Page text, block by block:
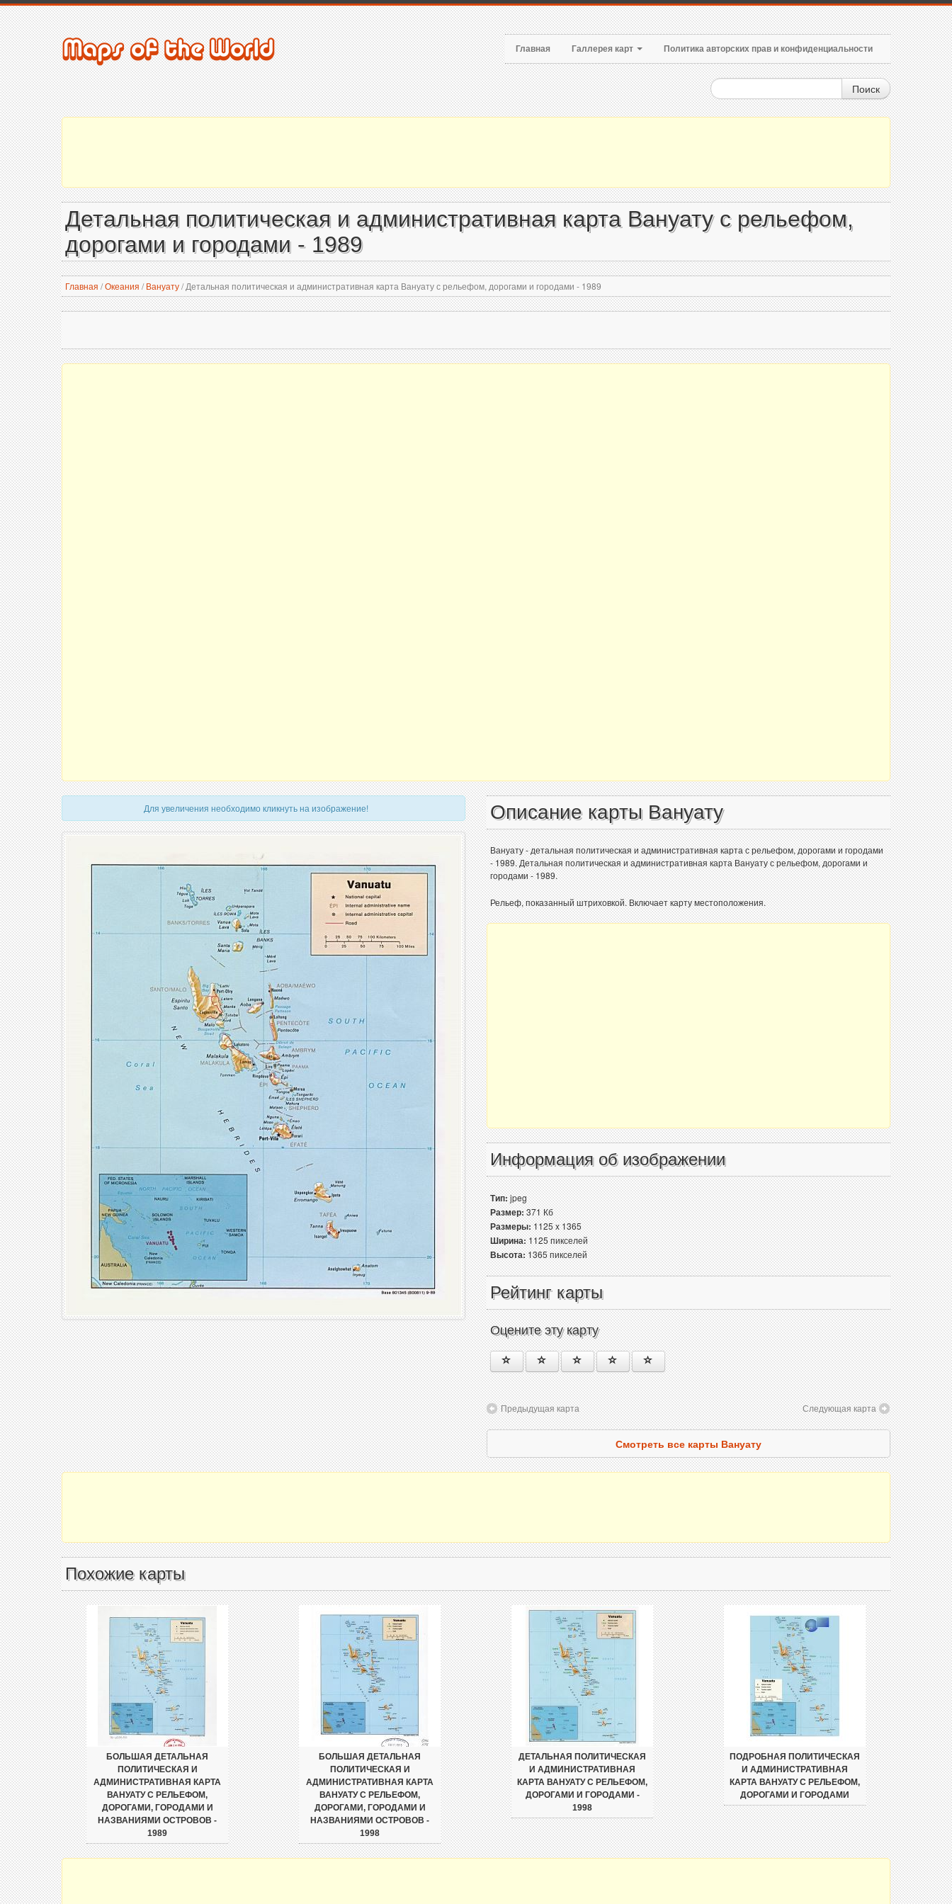
Главная Галлерея карт Политика авторских прав и конфиденциальности
Поиск
Детальная политическая и административная карта Вануату с рельефом,
дорогами и городами - 1989
Главная /Океания / Вануату/Детальная политическая и административная карта Вануату с рельефом, дорогами и городами - 1989
Для увеличения необходимо кликнуть на изображение! Описание карты Вануату
Вануату - детальная политическая и административная карта с рельефом, дорогами и городами
- 1989. Детальная политическая и административная карта Вануату с рельефом, дорогами и
городами - 1989.
Рельеф, показанный штриховкой. Включает карту местоположения.
Информация об изображении
Тип:jpeg
Размер:371 Кб
Размеры:1125 x 1365
Ширина:1125 пикселей
Высота:1365 пикселей
Рейтинг карты
Оцените эту карту
Предыдущая карта Следующая карта
Смотреть все карты Вануату
Похожие карты
БОЛЬШАЯ ДЕТАЛЬНАЯ
ПОЛИТИЧЕСКАЯ И
АДМИНИСТРАТИВНАЯ КАРТА
ВАНУАТУ С РЕЛЬЕФОМ,
ДОРОГАМИ, ГОРОДАМИ И
НАЗВАНИЯМИ ОСТРОВОВ -
1989
БОЛЬШАЯ ДЕТАЛЬНАЯ
ПОЛИТИЧЕСКАЯ И
АДМИНИСТРАТИВНАЯ КАРТА
ВАНУАТУ С РЕЛЬЕФОМ,
ДОРОГАМИ, ГОРОДАМИ И
НАЗВАНИЯМИ ОСТРОВОВ -
1998
ДЕТАЛЬНАЯ ПОЛИТИЧЕСКАЯ
И АДМИНИСТРАТИВНАЯ
КАРТА ВАНУАТУ С РЕЛЬЕФОМ,
ДОРОГАМИ И ГОРОДАМИ -
1998
ПОДРОБНАЯ ПОЛИТИЧЕСКАЯ
И АДМИНИСТРАТИВНАЯ
КАРТА ВАНУАТУ С РЕЛЬЕФОМ,
ДОРОГАМИ И ГОРОДАМИ